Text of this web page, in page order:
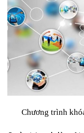
Chương trình